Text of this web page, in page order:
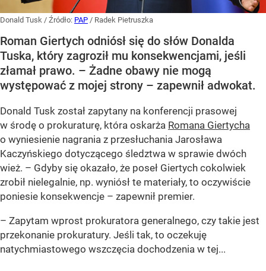
Donald Tusk / Źródło: PAP / Radek Pietruszka
Roman Giertych odniósł się do słów Donalda
Tuska, który zagroził mu konsekwencjami, jeśli
złamał prawo. – Żadne obawy nie mogą
występować z mojej strony – zapewnił adwokat.
Donald Tusk został zapytany na konferencji prasowej
w środę o prokuraturę, która oskarża Romana Giertycha
o wyniesienie nagrania z przesłuchania Jarosława
Kaczyńskiego dotyczącego śledztwa w sprawie dwóch
wież. – Gdyby się okazało, że poseł Giertych cokolwiek
zrobił nielegalnie, np. wyniósł te materiały, to oczywiście
poniesie konsekwencje – zapewnił premier.
– Zapytam wprost prokuratora generalnego, czy takie jest
przekonanie prokuratury. Jeśli tak, to oczekuję
natychmiastowego wszczęcia dochodzenia w tej...